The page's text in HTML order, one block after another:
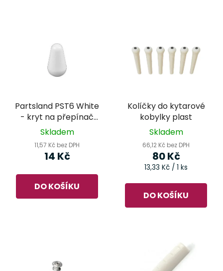
Partsland PST6 White
- kryt na přepínač
snímačů
Skladem
11,57 Kč bez DPH
14 Kč
DO KOŠÍKU
Kolíčky do kytarové
kobylky plast
Skladem
66,12 Kč bez DPH
80 Kč
Měrná
13,33 Kč / 1 ks
DO KOŠÍKU